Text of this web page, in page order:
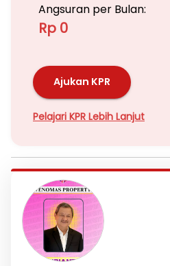
Angsuran per Bulan:
Rp 0
Ajukan KPR
Pelajari KPR Lebih Lanjut